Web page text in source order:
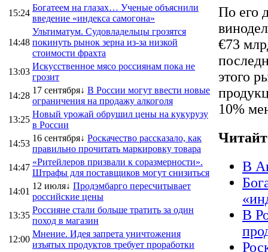
15:24
Богатеем на глазах… Ученые объяснили
введение «индекса самогона»
14:48
Ультиматум. Судовладельцы грозятся
покинуть рынок зерна из-за низкой
стоимости фрахта
13:03
Искусственное мясо россиянам пока не
грозит
14:28
17 сентября↓ В России могут ввести новые
ограничения на продажу алкоголя
13:25
Новый урожай обрушил цены на кукурузу
в России
14:53
16 сентября↓ Роскачество рассказало, как
правильно прочитать маркировку товара
14:47
«Ритейлеров призвали к соразмерности».
Штрафы для поставщиков могут снизиться
14:01
12 июля↓ Продэмбарго пересчитывает
российские цены
13:35
Россияне стали больше тратить за один
поход в магазин
12:00
Мнение. Идея запрета уничтожения
изъятых продуктов требует проработки
По его
€73
этого
10%
В
В